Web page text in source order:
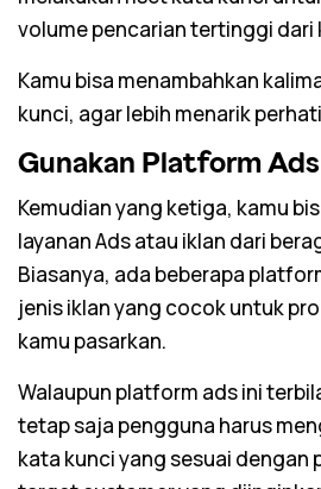
volumepencarian tertinggi dari
Kamu bisa menambahkan
kunci, agar lebih menarik
Gunakan Platform Ads
Kemudian yang ketiga, kamu
layanan Ads atau iklan dari
Biasanya, ada beberapa
jenis iklan yang cocok untuk
kamu pasarkan.
Walaupun platform ads ini
tetap saja pengguna harus
kata kunci yang sesuai dengan